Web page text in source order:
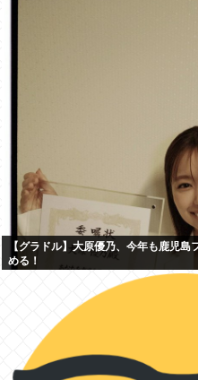
【グラドル】大原優乃、今年も鹿児
める！